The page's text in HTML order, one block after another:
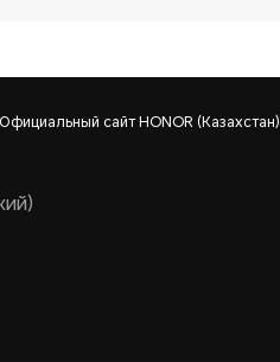
сайт HONOR (Казахстан)